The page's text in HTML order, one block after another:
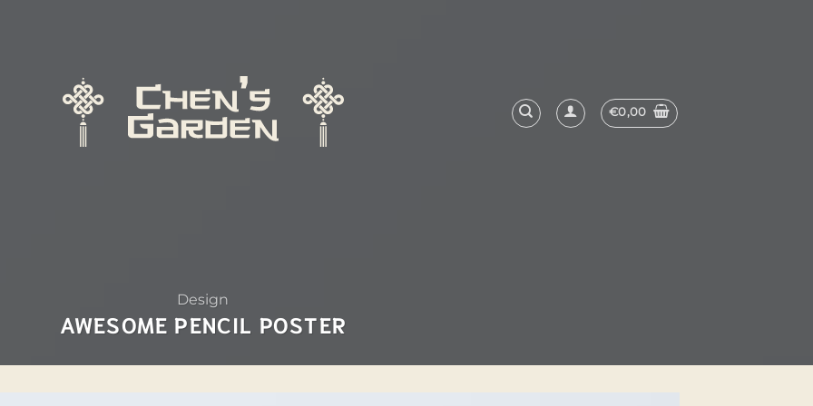
€0,00
Design
AWESOME PENCIL POSTER